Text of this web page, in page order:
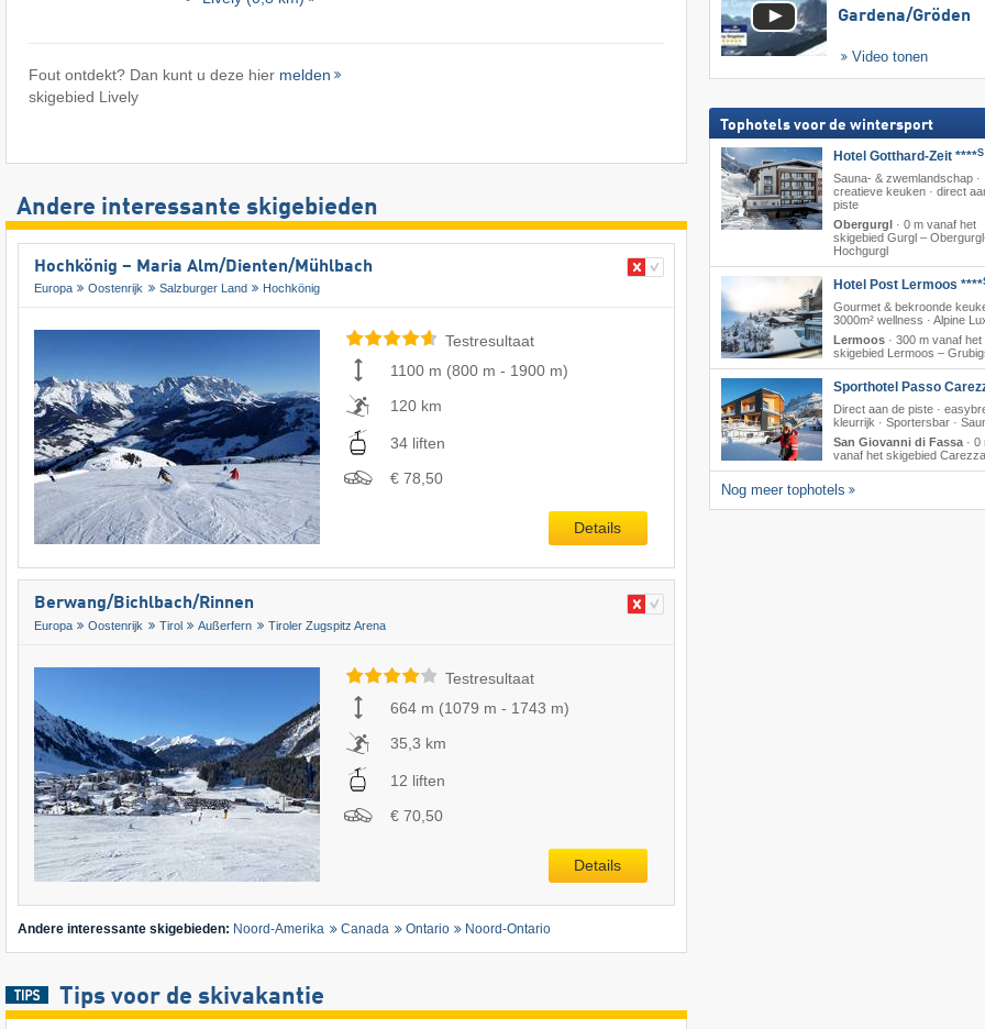
Fout ontdekt? Dan kunt u deze hier melden
skigebied Lively
Andere interessante skigebieden
Hochkönig – Maria Alm/​Dienten/​Mühlbach
Europa Oostenrijk Salzburger Land Hochkönig
Testresultaat
1100 m (800 m - 1900 m)
120 km
34 liften
€ 78,50
Details
Berwang/​Bichlbach/​Rinnen
Europa Oostenrijk Tirol Außerfern Tiroler Zugspitz Arena
Testresultaat
664 m (1079 m - 1743 m)
35,3 km
12 liften
€ 70,50
Details
Andere interessante skigebieden: Noord-Amerika Canada Ontario Noord-Ontario
Tips voor de skivakantie
Gardena/​Gröden
Video tonen
Tophotels voor de wintersport
Hotel Gotthard-Zeit ****S
Sauna- & zwemlandschap ·
creatieve keuken · direct
piste
Obergurgl
· 0 m vanaf het
skigebied Gurgl –
Hochgurgl
Hotel Post Lermoos ****
Gourmet & bekroonde
3000m² wellness · Alpine
Lermoos· 300 m vanaf het
skigebied Lermoos –
Sporthotel Passo
Direct aan de piste ·
kleurrijk · Sportersbar ·
San Giovanni di Fassa· 0
vanaf het skigebied Carezza
Nog meer tophotels